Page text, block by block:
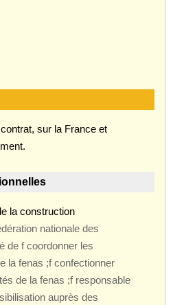
sur la France et
la construction
nationale des
de f coordonner les
la fenas ;f confectionner
de la fenas ;f responsable
auprès des